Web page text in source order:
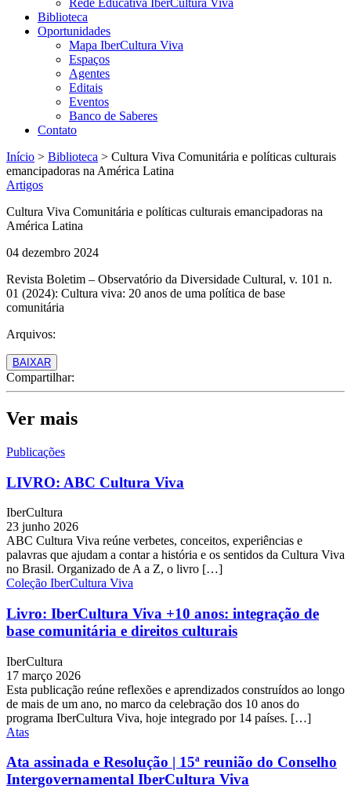
Rede Educativa IberCultura Viva
Biblioteca
Oportunidades
Mapa IberCultura Viva
Espaços
Agentes
Editais
Eventos
Banco de Saberes
Contato
Início > Biblioteca > Cultura Viva Comunitária e políticas culturais
emancipadoras na América Latina
Artigos
Cultura Viva Comunitária e políticas culturais emancipadoras na
América Latina
04 dezembro 2024
Revista Boletim – Observatório da Diversidade Cultural, v. 101 n.
01 (2024): Cultura viva: 20 anos de uma política de base
comunitária
Arquivos:
BAIXAR
Compartilhar:
Ver mais
Publicações
LIVRO: ABC Cultura Viva
IberCultura
23 junho 2026
ABC Cultura Viva reúne verbetes, conceitos, experiências e
palavras que ajudam a contar a história e os sentidos da Cultura Viva
no Brasil. Organizado de A a Z, o livro […]
Coleção IberCultura Viva
Livro: IberCultura Viva +10 anos: integração de
base comunitária e direitos culturais
IberCultura
17 março 2026
Esta publicação reúne reflexões e aprendizados construídos ao longo
de mais de um ano, no marco da celebração dos 10 anos do
programa IberCultura Viva, hoje integrado por 14 países. […]
Atas
Ata assinada e Resolução | 15ª reunião do Conselho
Intergovernamental IberCultura Viva